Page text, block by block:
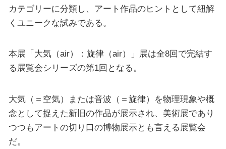
カテゴリーに分類し、アート作品のヒントとして紐解
くユニークな試みである。
本展「大気（air）：旋律（air）」展は全8回で完結す
る展覧会シリーズの第1回となる。
大気（＝空気）または音波（＝旋律）を物理現象や概
念として捉えた新旧の作品が展示され、美術展であり
つつもアートの切り口の博物展示とも言える展覧会
だ。